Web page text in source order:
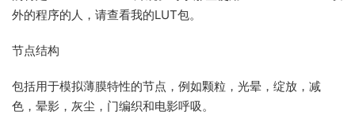
外的程序的人，请查看我的LUT包。
节点结构
包括用于模拟薄膜特性的节点，例如颗粒，光晕，绽放，减
色，晕影，灰尘，门编织和电影呼吸。